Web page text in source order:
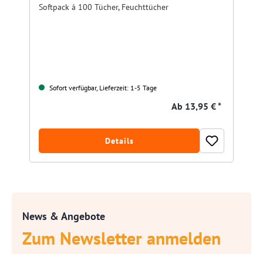
Softpack á 100 Tücher, Feuchttücher
Sofort verfügbar, Lieferzeit: 1-5 Tage
Ab 13,95 € *
Details
News & Angebote
Zum Newsletter anmelden